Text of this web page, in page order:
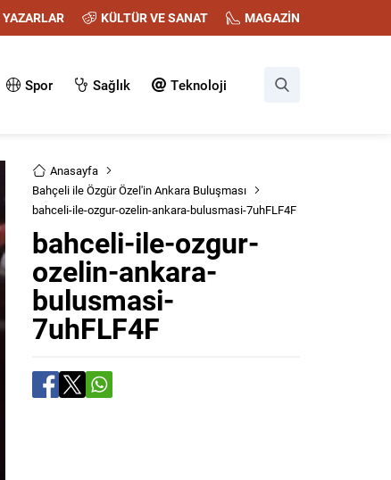
YAZARLAR KÜLTÜR VE SANAT MAGAZİN
Spor Sağlık Teknoloji
Anasayfa
Bahçeli ile Özgür Özel'in Ankara Buluşması
bahceli-ile-ozgur-ozelin-ankara-bulusmasi-7uhFLF4F
bahceli-ile-ozgur-
ozelin-ankara-
bulusmasi-
7uhFLF4F